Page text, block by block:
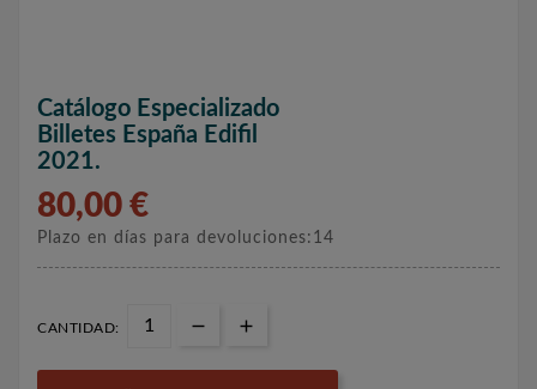
Catálogo Especializado
Billetes España Edifil
2021.
80,00 €
Plazo en días para devoluciones:14
CANTIDAD: